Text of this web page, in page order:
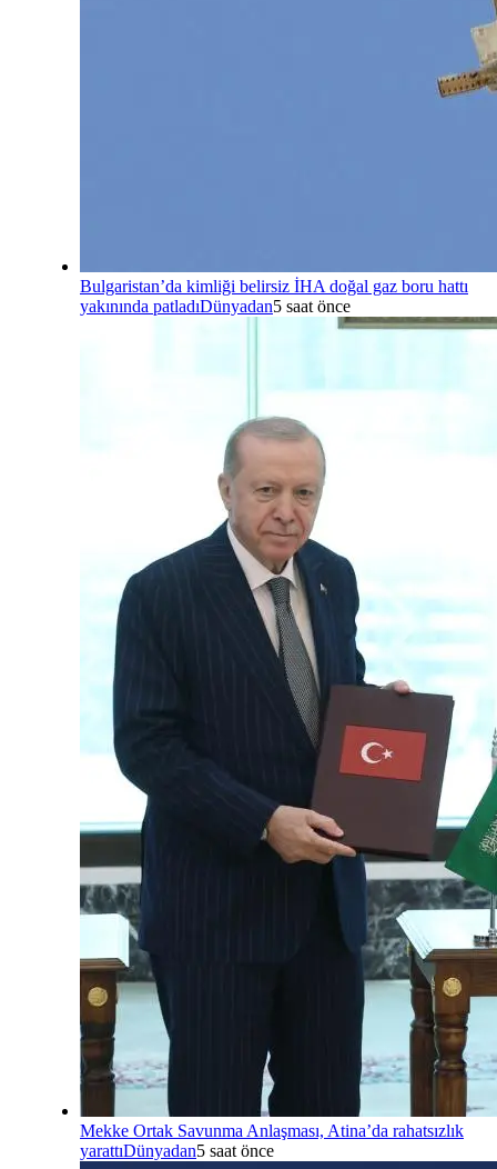
Bulgaristan’da kimliği belirsiz İHA doğal gaz boru hattı
yakınında patladıDünyadan5 saat önce
Mekke Ortak Savunma Anlaşması, Atina’da rahatsızlık
yarattıDünyadan5 saat önce